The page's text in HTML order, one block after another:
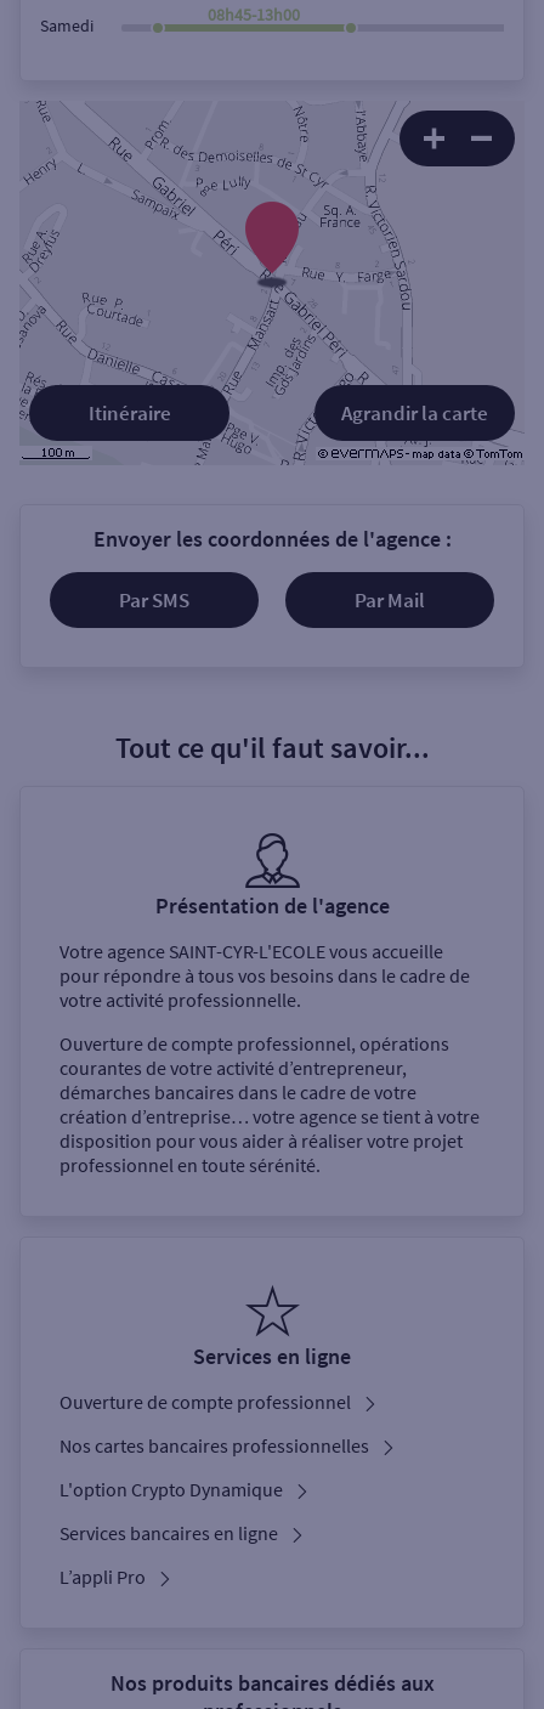
Rechercher
Samedi
08h45-13h00
Agrandir la carte
Itinéraire
Envoyer les coordonnées de l'agence :
Par SMS Par Mail
Tout ce qu'il faut savoir...
Présentation de l'agence
Votre agence SAINT-CYR-L'ECOLEvous accueille
pour répondre à tous vos besoins dans le cadre de
votre activité professionnelle.
Ouverture de compte professionnel, opérations
courantes de votre activité d’entrepreneur,
démarches bancaires dans le cadre de votre
création d’entreprise… votre agence se tient à votre
disposition pour vous aider à réaliser votre projet
professionnel en toute sérénité.
Services en ligne
Ouverture de compte professionnel
Nos cartes bancaires professionnelles
L'option Crypto Dynamique
Services bancaires en ligne
L’appli Pro
Nos produits bancaires dédiés aux